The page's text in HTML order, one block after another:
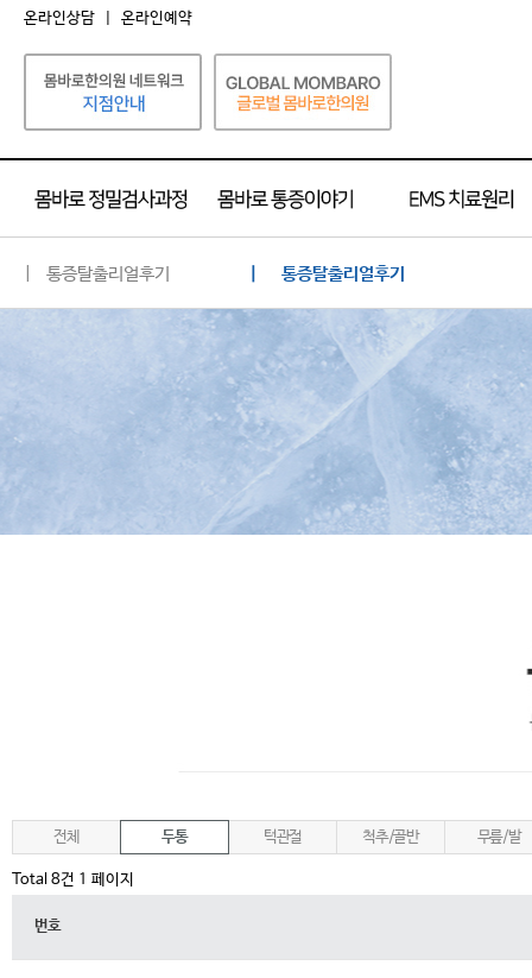
온라인상담 온라인예약
| 통증탈출리얼후기 | 통증탈출리얼후기
통증탈출리얼후기
전체 두통 턱관절 척추/골반 무릎/발
Total 8건 1 페이지
번호